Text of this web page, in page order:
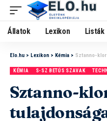
Állatok Lexikon Listák
Elo.hu > Lexikon > Kémia > Sztanno-
KÉMIA S-SZ BETŰS SZAVAK
Sztanno-